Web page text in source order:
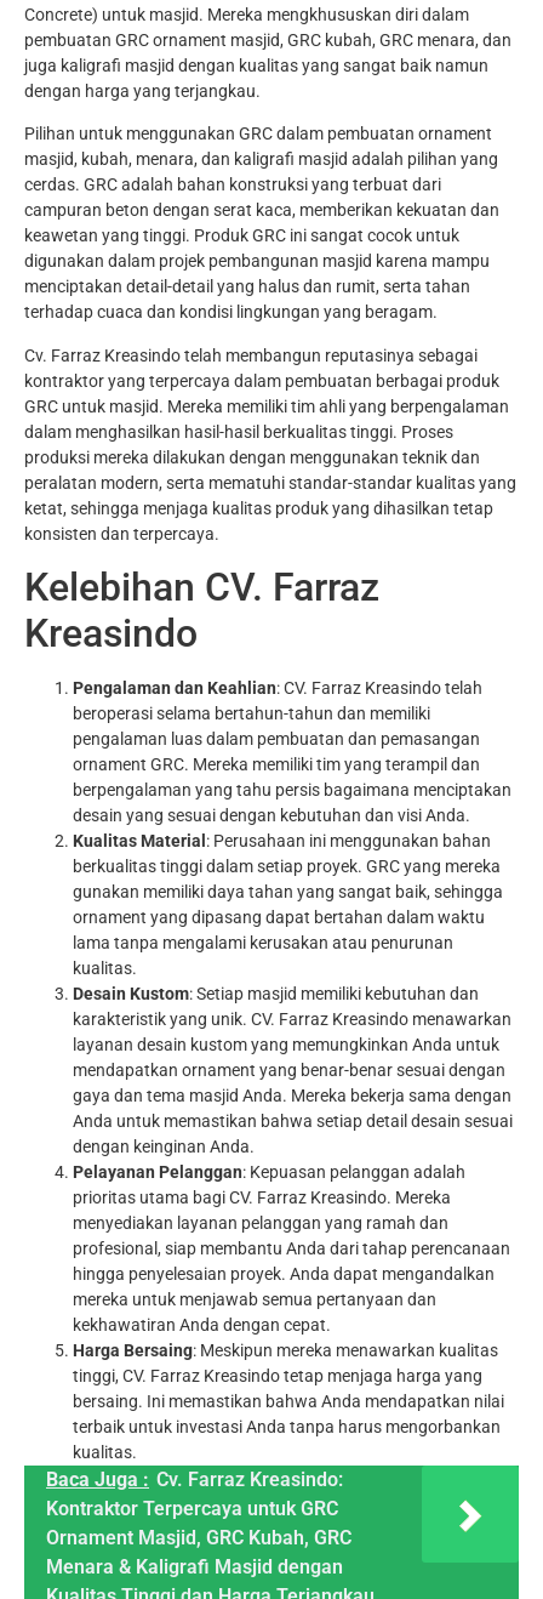
Concrete) untuk masjid. Mereka mengkhususkan diri dalam
pembuatan GRC ornament masjid, GRC kubah, GRC menara, dan
juga kaligrafi masjid dengan kualitas yang sangat baik namun
dengan harga yang terjangkau.
Pilihan untuk menggunakan GRC dalam pembuatan ornament
masjid, kubah, menara, dan kaligrafi masjid adalah pilihan yang
cerdas. GRC adalah bahan konstruksi yang terbuat dari
campuran beton dengan serat kaca, memberikan kekuatan dan
keawetan yang tinggi. Produk GRC ini sangat cocok untuk
digunakan dalam projek pembangunan masjid karena mampu
menciptakan detail-detail yang halus dan rumit, serta tahan
terhadap cuaca dan kondisi lingkungan yang beragam.
Cv. Farraz Kreasindo telah membangun reputasinya sebagai
kontraktor yang terpercaya dalam pembuatan berbagai produk
GRC untuk masjid. Mereka memiliki tim ahli yang berpengalaman
dalam menghasilkan hasil-hasil berkualitas tinggi. Proses
produksi mereka dilakukan dengan menggunakan teknik dan
peralatan modern, serta mematuhi standar-standar kualitas yang
ketat, sehingga menjaga kualitas produk yang dihasilkan tetap
konsisten dan terpercaya.
Kelebihan CV. Farraz
Kreasindo
Pengalaman dan Keahlian: CV. Farraz Kreasindo telah
beroperasi selama bertahun-tahun dan memiliki
pengalaman luas dalam pembuatan dan pemasangan
ornament GRC. Mereka memiliki tim yang terampil dan
berpengalaman yang tahu persis bagaimana menciptakan
desain yang sesuai dengan kebutuhan dan visi Anda.
Kualitas Material : Perusahaan ini menggunakan bahan
berkualitas tinggi dalam setiap proyek. GRC yang mereka
gunakan memiliki daya tahan yang sangat baik, sehingga
ornament yang dipasang dapat bertahan dalam waktu
lama tanpa mengalami kerusakan atau penurunan
kualitas.
Desain Kustom: Setiap masjid memiliki kebutuhan dan
karakteristik yang unik. CV. Farraz Kreasindo menawarkan
layanan desain kustom yang memungkinkan Anda untuk
mendapatkan ornament yang benar-benar sesuai dengan
gaya dan tema masjid Anda. Mereka bekerja sama dengan
Anda untuk memastikan bahwa setiap detail desain sesuai
dengan keinginan Anda.
Pelayanan Pelanggan: Kepuasan pelanggan adalah
prioritas utama bagi CV. Farraz Kreasindo. Mereka
menyediakan layanan pelanggan yang ramah dan
profesional, siap membantu Anda dari tahap perencanaan
hingga penyelesaian proyek. Anda dapat mengandalkan
mereka untuk menjawab semua pertanyaan dan
kekhawatiran Anda dengan cepat.
Harga Bersaing: Meskipun mereka menawarkan kualitas
tinggi, CV. Farraz Kreasindo tetap menjaga harga yang
bersaing. Ini memastikan bahwa Anda mendapatkan nilai
terbaik untuk investasi Anda tanpa harus mengorbankan
kualitas.
Baca Juga : Cv. Farraz Kreasindo:
Kontraktor Terpercaya untuk GRC
Ornament Masjid, GRC Kubah, GRC
Menara & Kaligrafi Masjid dengan